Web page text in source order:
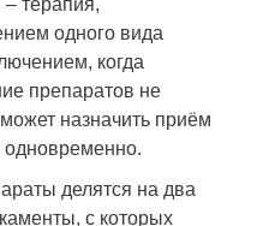
одного вида
когда
препаратов не
назначить приём
одновременно.
делятся на два
с которых